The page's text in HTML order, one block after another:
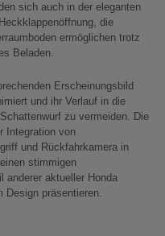
sich auch in der eleganten
die
ermöglichen trotz
Beladen.
Erscheinungsbild
und ihr Verlauf in die
zu vermeiden. Die
Integration von
und Rückfahrkamera in
stimmigen
anderer aktueller Honda
Design präsentieren.